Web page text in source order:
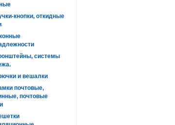
кнопки, откидные
системы
и вешалки
почтовые,
почтовые